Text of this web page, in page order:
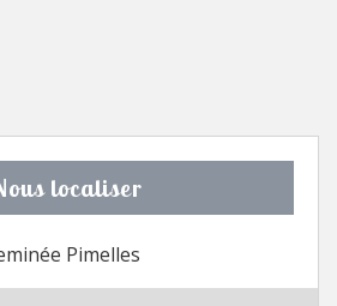
localiser
Pimelles